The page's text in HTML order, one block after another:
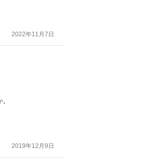
2022年11月7日
2019年12月9日